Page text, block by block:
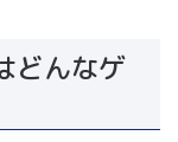
どんなゲ